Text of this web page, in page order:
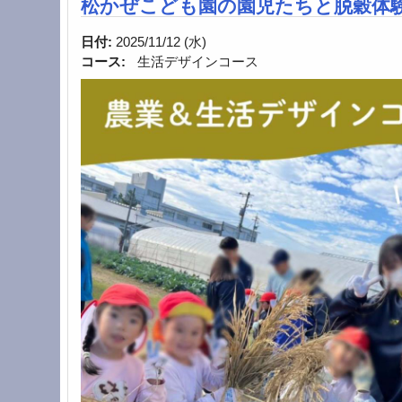
松かぜこども園の園児たちと脱穀体
日付: 2025/11/12 (水)
コース:
生活デザインコース